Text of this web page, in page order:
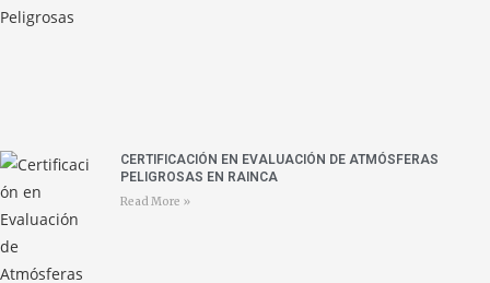
CERTIFICACIÓN EN EVALUACIÓN DE ATMÓSFERAS
PELIGROSAS EN RAINCA
Read More »